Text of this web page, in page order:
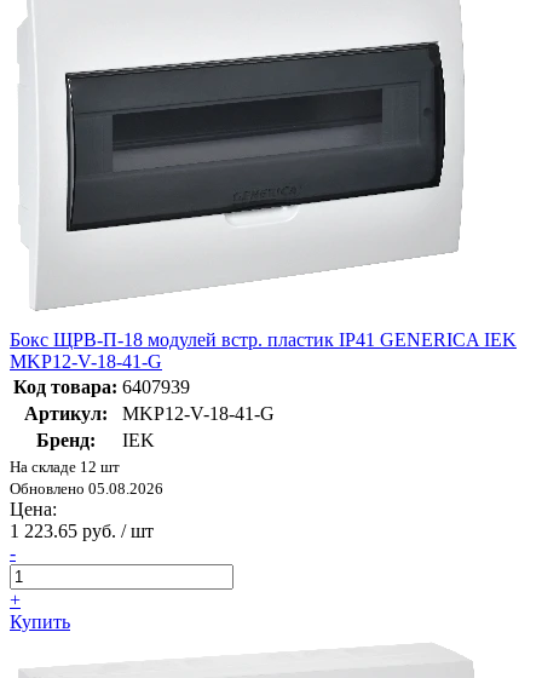
Бокс ЩРВ-П-18 модулей встр. пластик IP41 GENERICA IEK
MKP12-V-18-41-G
Код товара: 6407939
Артикул:
MKP12-V-18-41-G
Бренд:
IEK
На складе 12 шт
Обновлено 05.08.2026
Цена:
1 223.65 руб. / шт
-
+
Купить